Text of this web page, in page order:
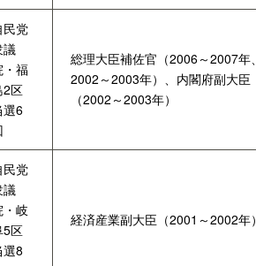
民党
議
・福
2区
選6
総理大臣補佐官（2006～2007年、
2002～2003年）、内閣府副大臣
（2002～2003年）
民党
議
・岐
5区
選8
経済産業副大臣（2001～2002年）